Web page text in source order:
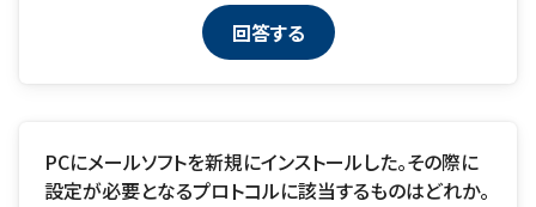
PCにメールソフトを新規にインストールした。その際に
設定が必要となるプロトコルに該当するものはどれか。